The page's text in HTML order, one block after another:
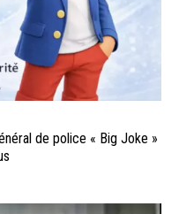
de police « Big Joke »